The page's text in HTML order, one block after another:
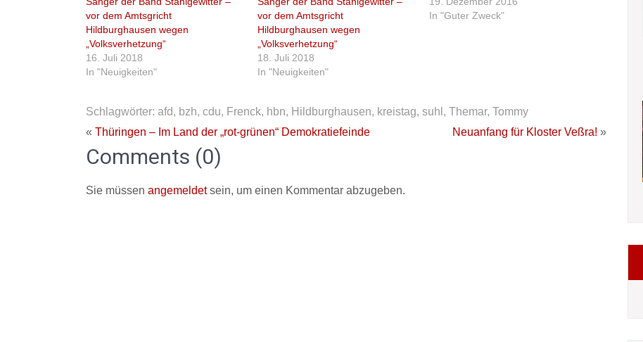
vor dem Amtsgricht
Hildburghausen wegen
„Volksverhetzung“
16. Juli 2018
In "Neuigkeiten"
vor dem Amtsgricht
Hildburghausen wegen
„Volksverhetzung“
18. Juli 2018
In "Neuigkeiten"
In "Guter Zweck"
Schlagwörter: afd, bzh, cdu, Frenck, hbn, Hildburghausen, kreistag, suhl , Themar, Tommy
« Thüringen – Im Land der „rot-grünen“ Demokratiefeinde Neuanfang für Kloster Veßra! »
Comments (0)
Sie müssen angemeldetsein, um einen Kommentar abzugeben.